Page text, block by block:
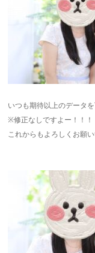
いつも期待以上のデータ
※修正なしですよー！！！
これからもよろしくお願い